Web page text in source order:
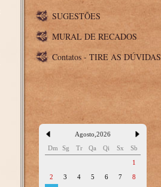
SUGESTÕES
MURAL DE RECADOS
Contatos - TIRE AS DÚVIDAS
Agosto 2026
Dm
Sg Tr Qa Qi Sx
Sb
1
2
3 4 5 6 7
8